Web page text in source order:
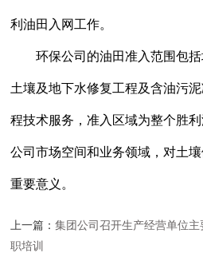
利油田入网工作。
环保公司的油田准入范围包
土壤及地下水修复工程及含油污
程技术服务，准入区域为整个胜
公司市场空间和业务领域，对土
重要意义。
上一篇：集团公司召开生产经营单位
职培训